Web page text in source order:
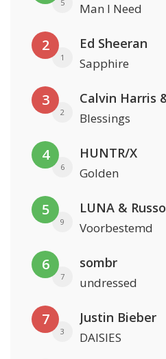
5 Man I Need
2
1
Ed Sheeran
Sapphire
3
2 Blessings
4
6
HUNTR/X
Golden
5
9
LUNA & Russo
Voorbestemd
6
7
sombr
undressed
7
3
Justin Bieber
DAISIES